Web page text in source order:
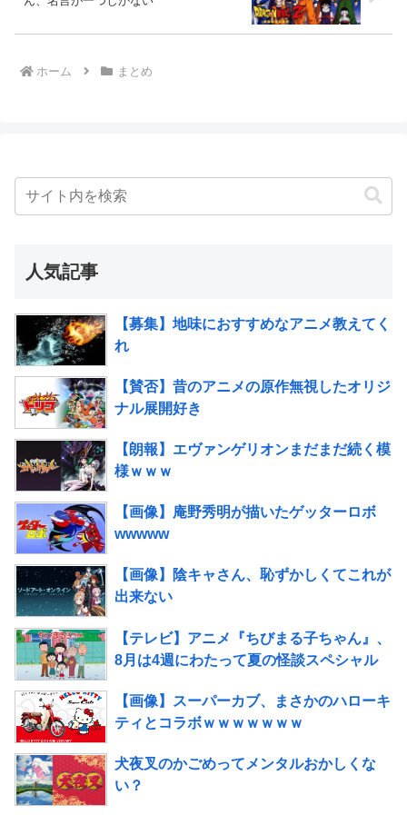
ホーム まとめ
人気記事
【募集】地味におすすめなアニメ教えてく
れ
【賛否】昔のアニメの原作無視したオリジ
ナル展開好き
【朗報】エヴァンゲリオンまだまだ続く模
様ｗｗｗ
【画像】庵野秀明が描いたゲッターロボ
wwwww
【画像】陰キャさん、恥ずかしくてこれが
出来ない
【テレビ】アニメ『ちびまる子ちゃん』、
8月は4週にわたって夏の怪談スペシャル
【画像】スーパーカブ、まさかのハローキ
ティとコラボｗｗｗｗｗｗｗ
犬夜叉のかごめってメンタルおかしくな
い？